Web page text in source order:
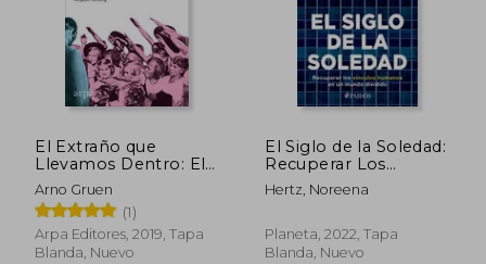
45%
dcto.
El Extraño que
Llevamos Dentro: El
Origen del Odio y la
Violencia en las
Personas y las
Sociedades
Arno Gruen
(1)
Arpa Editores, 2019, Tapa
Blanda, Nuevo
El Siglo de la Soledad:
Recuperar Los
Vínculos Humanos
En Un Mundo
Hertz, Noreena
Planeta, 2022, Tapa
Blanda, Nuevo